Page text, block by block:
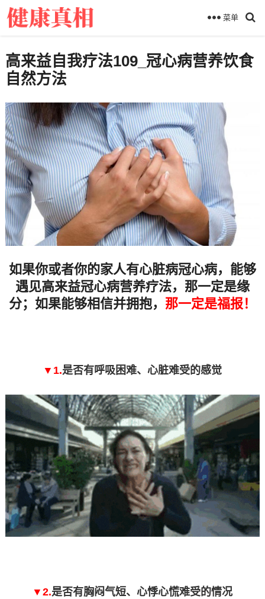
菜单
高来益自我疗法109_冠心病营养饮食
自然方法
如果你或者你的家人有心脏病冠心病，能够
遇见高来益冠心病营养疗法，那一定是缘
分；如果能够相信并拥抱， 那一定是福报！
▼1.是否有呼吸困难、心脏难受的感觉
▼2.是否有胸闷气短、心悸心慌难受的情况